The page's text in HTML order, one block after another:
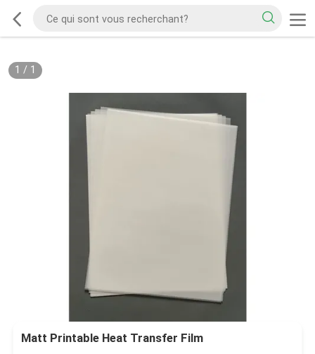
1 / 1
Matt Printable Heat Transfer Film